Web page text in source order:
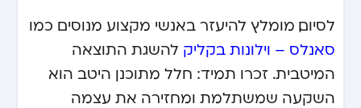
לסיום, מומלץ להיעזר באנשי מקצוע מנוסים כמו
סאנלס – וילונות בקליק להשגת התוצאה
המיטבית. זכרו תמיד: חלל מתוכנן היטב הוא
השקעה שמשתלמת ומחזירה את עצמה